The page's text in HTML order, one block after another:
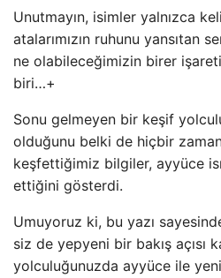
Unutmayın, isimler yalnızca
atalarımızın ruhunu yansıtan
ne olabileceğimizin birer
biri…+
Sonu gelmeyen bir keşif
olduğunu belki de hiçbir
keşfettiğimiz bilgiler, ayyüce
ettiğini gösterdi.
Umuyoruz ki, bu yazı
siz de yepyeni bir bakış açısı
yolculuğunuzda ayyüce ile